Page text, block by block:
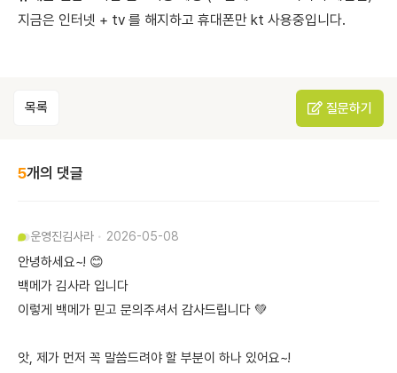
지금은 인터넷 + tv 를 해지하고 휴대폰만 kt 사용중입니다.
목록 질문하기
5개의 댓글
운영진김사라 2026-05-08
안녕하세요~! 😊
백메가 김사라 입니다
이렇게 백메가 믿고 문의주셔서 감사드립니다 💚
앗, 제가 먼저 꼭 말씀드려야 할 부분이 하나 있어요~!